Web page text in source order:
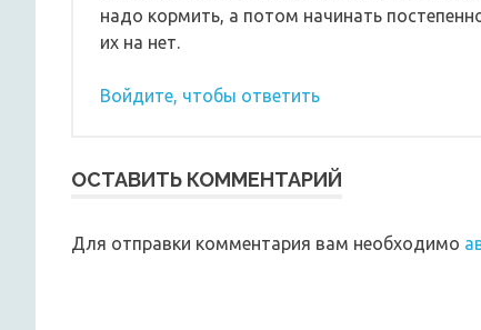
надо кормить, а потом начинать
их на нет.
Войдите, чтобы ответить
ОСТАВИТЬ КОММЕНТАРИЙ
Для отправки комментария вам необходимо